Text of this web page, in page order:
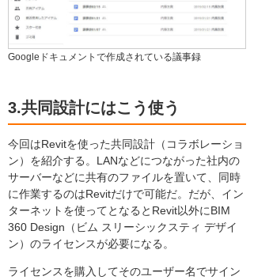
Googleドキュメントで作成されている議事録
3.共同設計にはこう使う
今回はRevitを使った共同設計（コラボレーショ
ン）を紹介する。LANなどにつながった社内の
サーバーなどに共有のファイルを置いて、同時
に作業するのはRevitだけで可能だ。だが、イン
ターネットを使ってとなるとRevit以外にBIM
360 Design（ビム スリーシックスティ デザイ
ン）のライセンスが必要になる。
ライセンスを購入してそのユーザー名でサイン